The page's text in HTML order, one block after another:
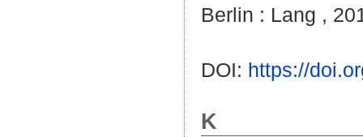
Berlin : Lang ,
DOI: https://
K